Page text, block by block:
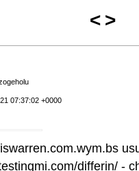
< >
07:37:02 +0000
differin/ -